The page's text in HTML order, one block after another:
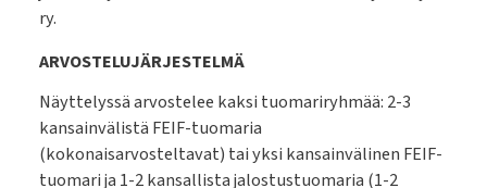
ry.
ARVOSTELUJÄRJESTELMÄ
Näyttelyssä arvostelee kaksi tuomariryhmää: 2-3
kansainvälistä FEIF-tuomaria
(kokonaisarvosteltavat) tai yksi kansainvälinen FEIF-
tuomari ja 1-2 kansallista jalostustuomaria (1-2